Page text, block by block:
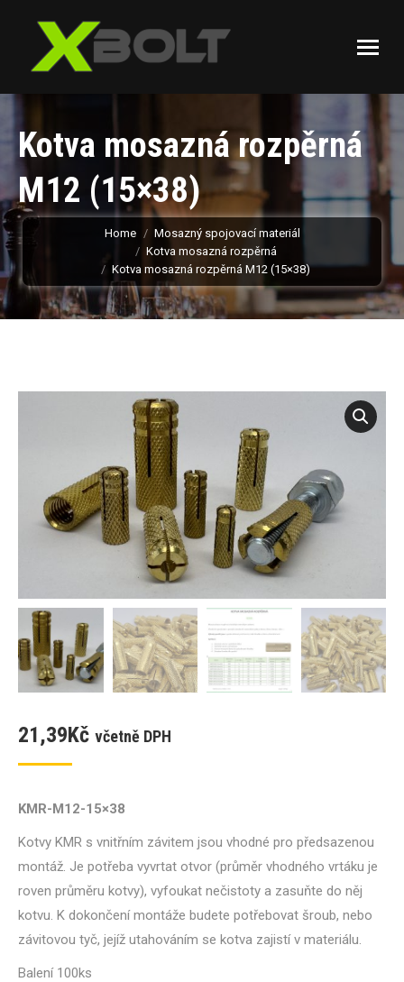
Kotva mosazná rozpěrná
M12 (15×38)
You are here:
Home
Mosazný spojovací materiál
Kotva mosazná rozpěrná
Kotva mosazná rozpěrná M12 (15×38)
21,39Kč včetně DPH
KMR-M12-15×38
Kotvy KMR s vnitřním závitem jsou vhodné pro předsazenou
montáž. Je potřeba vyvrtat otvor (průměr vhodného vrtáku je
roven průměru kotvy), vyfoukat nečistoty a zasuňte do něj
kotvu. K dokončení montáže budete potřebovat šroub, nebo
závitovou tyč, jejíž utahováním se kotva zajistí v materiálu.
Balení 100ks